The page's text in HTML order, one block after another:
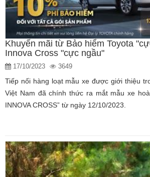
Khuyến mãi từ Bảo hiểm Toyota
Innova Cross "cực ngầu"
17/10/2023 3649
Tiếp nối hàng loạt mẫu xe được giới thiệu
Việt Nam đã chính thức ra mắt mẫu xe
INNOVA CROSS” từ ngày 12/10/2023.